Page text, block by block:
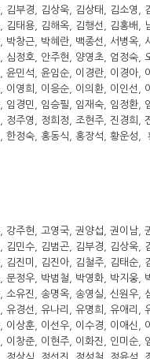
김부경, 김상욱, 김상태, 김소영,
김태용, 김해옥, 김행선, 김홍배,
박창근, 박혜란, 백종선, 서병옥,
심정호, 안주현, 양영초, 엄정숙,
윤민석, 윤임순, 이경란, 이경아,
이영희, 이응순, 이의환, 이인선,
임경민, 임승필, 임재숙, 임정환,
정주영, 정희정, 조현주, 진경희,
한정숙, 홍동식, 홍장석, 황운성,
강주현, 고영국, 권양섭, 권이남,
김민수, 김범곤, 김부경, 김상욱,
김진미, 김진아, 김철주, 김태순,
문정우, 박범철, 박영화, 박지웅,
소유진, 송명옥, 송영실, 신원우,
유경선, 유나리, 유명희, 유애리,
이상훈, 이선우, 이수경, 이애신,
이창준, 이현주, 이화진, 인미순,